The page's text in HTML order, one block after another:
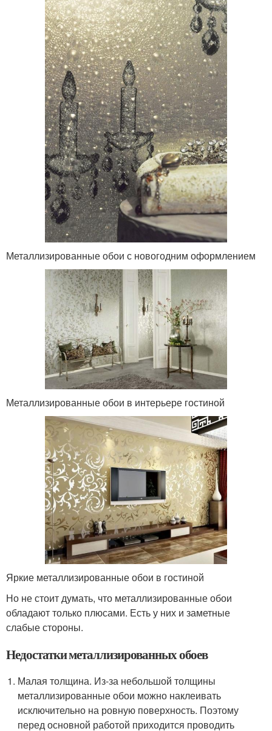
Металлизированные обои с новогодним оформлением
Металлизированные обои в интерьере гостиной
Яркие металлизированные обои в гостиной
Но не стоит думать, что металлизированные обои
обладают только плюсами. Есть у них и заметные
слабые стороны.
Недостатки металлизированных обоев
Малая толщина. Из-за небольшой толщины
металлизированные обои можно наклеивать
исключительно на ровную поверхность. Поэтому
перед основной работой приходится проводить